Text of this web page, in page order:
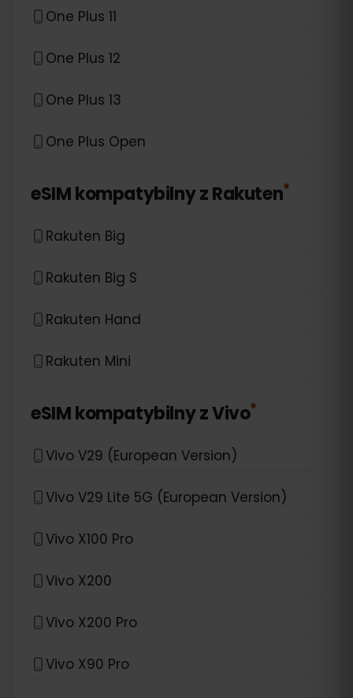
One Plus 11
One Plus 12
One Plus 13
One Plus Open
eSIM kompatybilny zRakuten*
Rakuten Big
Rakuten Big S
Rakuten Hand
Rakuten Mini
eSIM kompatybilny zVivo*
Vivo V29 (European Version)
Vivo V29 Lite 5G (European Version)
Vivo X100 Pro
Vivo X200
Vivo X200 Pro
Vivo X90 Pro